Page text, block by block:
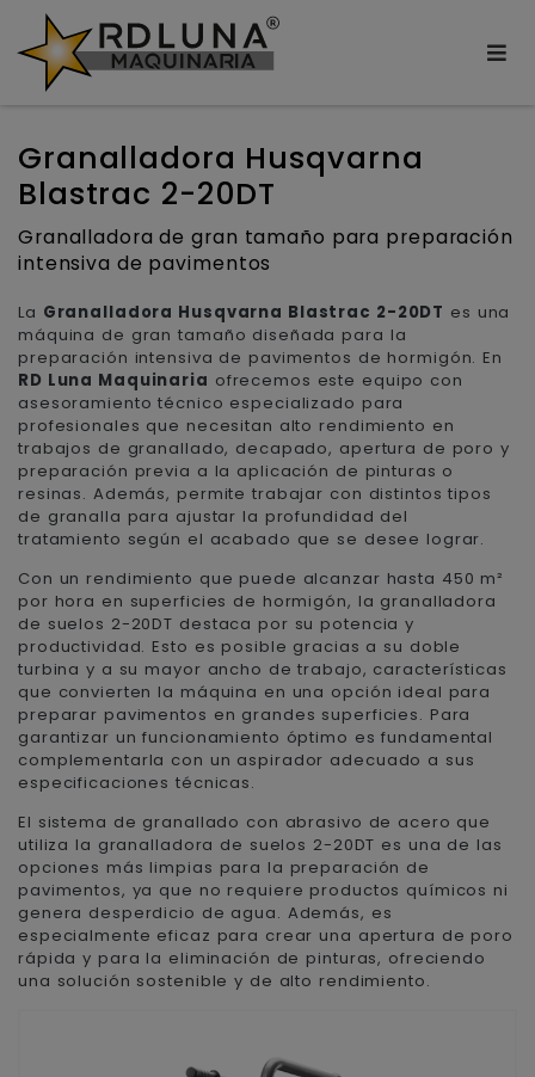
Granalladora Husqvarna
Blastrac 2-20DT
Granalladora de gran tamaño para preparación
intensiva de pavimentos
La Granalladora Husqvarna Blastrac 2-20DT es una
máquina de gran tamaño diseñada para la
preparación intensiva de pavimentos de hormigón. En
RD Luna Maquinaria ofrecemos este equipo con
asesoramiento técnico especializado para
profesionales que necesitan alto rendimiento en
trabajos de granallado, decapado, apertura de poro y
preparación previa a la aplicación de pinturas o
resinas. Además, permite trabajar con distintos tipos
de granalla para ajustar la profundidad del
tratamiento según el acabado que se desee lograr.
Con un rendimiento que puede alcanzar hasta 450 m²
por hora en superficies de hormigón, la granalladora
de suelos 2-20DT destaca por su potencia y
productividad. Esto es posible gracias a su doble
turbina y a su mayor ancho de trabajo, características
que convierten la máquina en una opción ideal para
preparar pavimentos en grandes superficies. Para
garantizar un funcionamiento óptimo es fundamental
complementarla con un aspirador adecuado a sus
especificaciones técnicas.
El sistema de granallado con abrasivo de acero que
utiliza la granalladora de suelos 2-20DT es una de las
opciones más limpias para la preparación de
pavimentos, ya que no requiere productos químicos ni
genera desperdicio de agua. Además, es
especialmente eficaz para crear una apertura de poro
rápida y para la eliminación de pinturas, ofreciendo
una solución sostenible y de alto rendimiento.